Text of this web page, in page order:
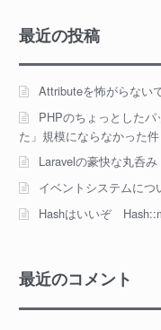
最近の投稿
Attributeを怖がらない
PHPのちょっとした
た」規模にならなかった件
Laravelの豪快な丸呑
イベントシステムにつ
Hashはいいぞ
最近のコメント